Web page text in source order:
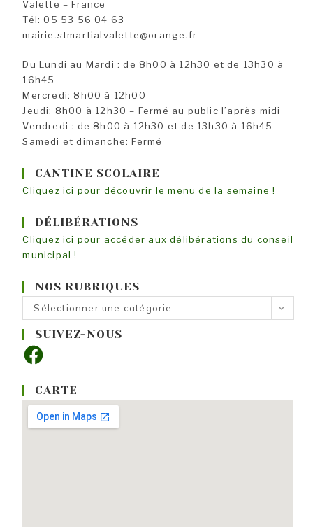
Valette – France
Tél: 05 53 56 04 63
mairie.stmartialvalette@orange.fr
Du Lundi au Mardi : de 8h00 à 12h30 et de 13h30 à
16h45
Mercredi: 8h00 à 12h00
Jeudi: 8h00 à 12h30 – Fermé au public l’après midi
Vendredi : de 8h00 à 12h30 et de 13h30 à 16h45
Samedi et dimanche: Fermé
CANTINE SCOLAIRE
Cliquez ici pour découvrir le menu de la semaine !
DÉLIBÉRATIONS
Cliquez ici pour accéder aux délibérations du conseil
municipal !
NOS RUBRIQUES
Nos
rubriques
Sélectionner une catégorie
SUIVEZ-NOUS
Facebook
CARTE